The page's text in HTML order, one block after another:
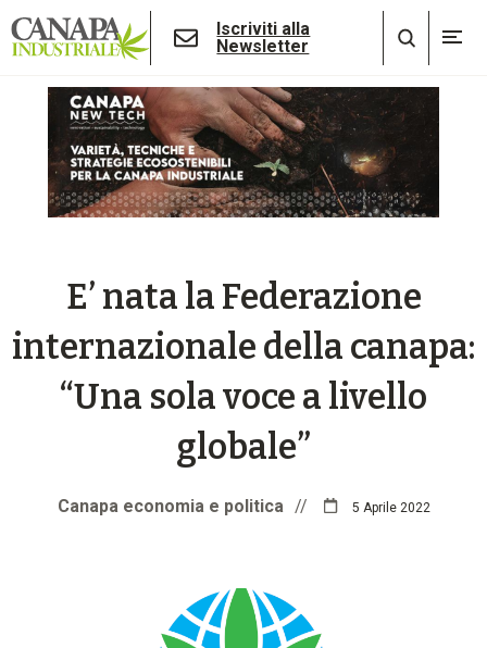
Iscriviti alla
Newsletter
E’ nata la Federazione
internazionale della canapa:
“Una sola voce a livello
globale”
Canapa economia e politica // 5 Aprile 2022